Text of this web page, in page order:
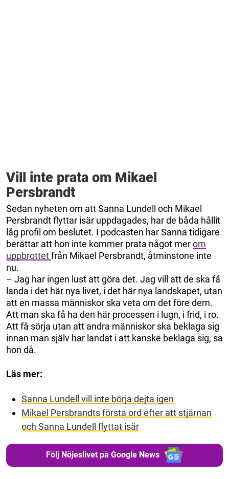
Vill inte prata om Mikael
Persbrandt
Sedan nyheten om att Sanna Lundell och Mikael
Persbrandt flyttar isär uppdagades, har de båda hållit
låg profil om beslutet. I podcasten har Sanna tidigare
berättar att hon inte kommer prata något merom
uppbrottetfrån Mikael Persbrandt, åtminstone inte
nu.
– Jag har ingen lust att göra det. Jag vill att de ska få
landa i det här nya livet, i det här nya landskapet, utan
att en massa människor ska veta om det före dem.
Att man ska få ha den här processen i lugn, i frid, i ro.
Att få sörja utan att andra människor ska beklaga sig
innan man själv har landat i att kanske beklaga sig, sa
hon då.
Läs mer:
Sanna Lundell vill inte börja dejta igen
Mikael Persbrandts första ord efter att stjärnan
och Sanna Lundell flyttat isär
Följ Nöjeslivet på Google News